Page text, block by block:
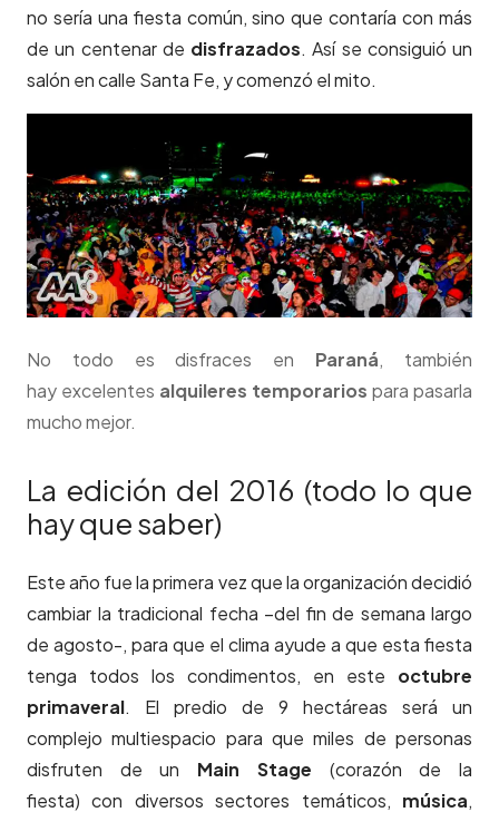
no sería una fiesta común, sino que contaría con más
de un centenar de disfrazados. Así se consiguió un
salón en calle Santa Fe, y comenzó el mito.
No todo es disfraces en Paraná, también
hay excelentes alquileres temporarios para pasarla
mucho mejor.
La edición del 2016 (todo lo que
hay que saber)
Este año fue la primera vez que la organización decidió
cambiar la tradicional fecha –del fin de semana largo
de agosto-, para que el clima ayude a que esta fiesta
tenga todos los condimentos, en este octubre
primaveral. El predio de 9 hectáreas será un
complejo multiespacio para que miles de personas
disfruten de un Main Stage (corazón de la
fiesta) con diversos sectores temáticos, música,